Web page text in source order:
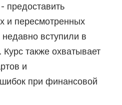
предоставить
и пересмотренных
вступили в
также охватывает
и
при финансовой